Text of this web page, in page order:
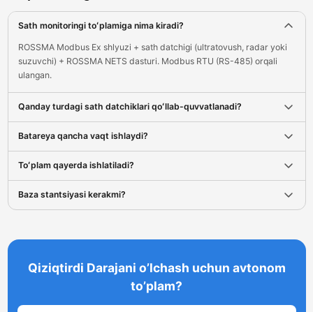
Sath monitoringi toʻplamiga nima kiradi?
ROSSMA Modbus Ex shlyuzi + sath datchigi (ultratovush, radar yoki
suzuvchi) + ROSSMA NETS dasturi. Modbus RTU (RS-485) orqali
ulangan.
Qanday turdagi sath datchiklari qoʻllab-quvvatlanadi?
Batareya qancha vaqt ishlaydi?
Toʻplam qayerda ishlatiladi?
Baza stantsiyasi kerakmi?
Qiziqtirdi Darajani o’lchash uchun avtonom
to’plam?